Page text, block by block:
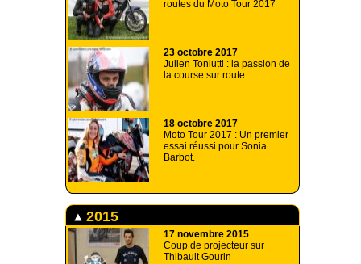
routes du Moto Tour 2017
23 octobre 2017
Julien Toniutti : la passion de
la course sur route
18 octobre 2017
Moto Tour 2017 : Un premier
essai réussi pour Sonia
Barbot.
2015
17 novembre 2015
Coup de projecteur sur
Thibault Gourin